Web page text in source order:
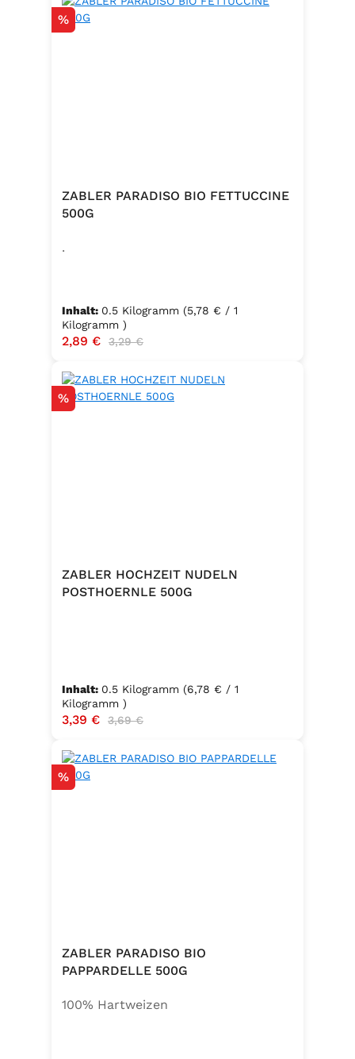
Rabatt
%
ZABLER PARADISO BIO FETTUCCINE
500G
.
Inhalt: 0.5 Kilogramm (5,78 € / 1
Kilogramm )
Verkaufspreis:
2,89 € Regulärer Preis:
3,29 €
Rabatt
%
ZABLER HOCHZEIT NUDELN
POSTHOERNLE 500G
Inhalt: 0.5 Kilogramm (6,78 € / 1
Kilogramm )
Verkaufspreis:
3,39 € Regulärer Preis:
3,69 €
Rabatt
%
ZABLER PARADISO BIO
PAPPARDELLE 500G
100% Hartweizen